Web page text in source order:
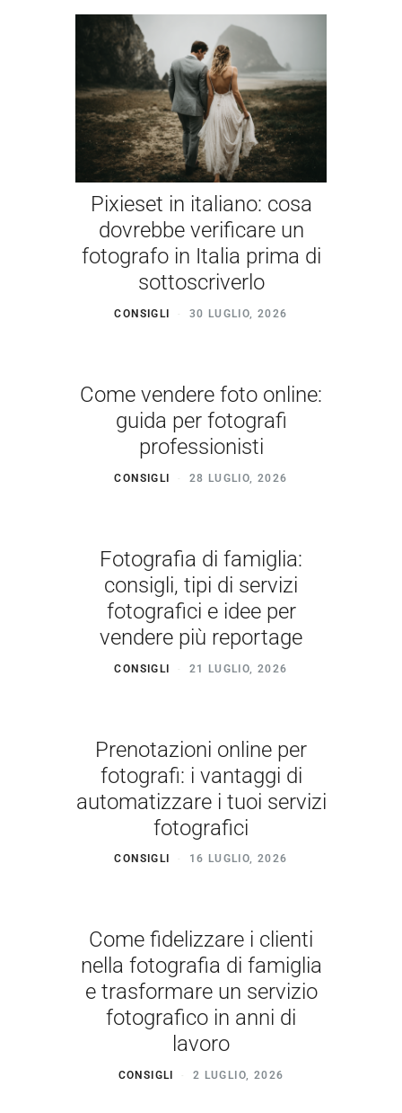
Pixieset in italiano: cosa
dovrebbe verificare un
fotografo in Italia prima di
sottoscriverlo
CONSIGLI 30 LUGLIO, 2026
Come vendere foto online:
guida per fotografi
professionisti
CONSIGLI 28 LUGLIO, 2026
Fotografia di famiglia:
consigli, tipi di servizi
fotografici e idee per
vendere più reportage
CONSIGLI 21 LUGLIO, 2026
Prenotazioni online per
fotografi: i vantaggi di
automatizzare i tuoi servizi
fotografici
CONSIGLI 16 LUGLIO, 2026
Come fidelizzare i clienti
nella fotografia di famiglia
e trasformare un servizio
fotografico in anni di
lavoro
CONSIGLI 2 LUGLIO, 2026